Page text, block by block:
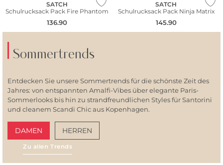
SATCH
Schulrucksack Pack Fire Phantom
136.90
SATCH
Schulrucksack Pack Ninja Matrix
145.90
Sommertrends
Entdecken Sie unsere Sommertrends für die schönste Zeit des
Jahres: von entspannten Amalfi-Vibes über elegante Paris-
Sommerlooks bis hin zu strandfreundlichen Styles für Santorini
und cleanem Scandi Chic aus Kopenhagen.
DAMEN HERREN
Zu allen Trends